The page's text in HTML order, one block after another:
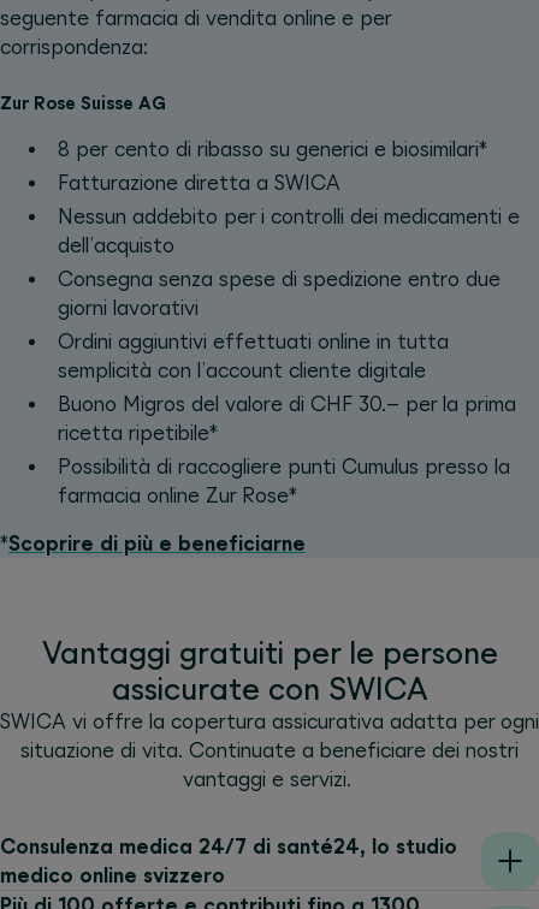
seguente farmacia di vendita online e per
corrispondenza:
Zur Rose Suisse AG
8 per cento di ribasso su generici e biosimilari*
Fatturazione diretta a SWICA
Nessun addebito per i controlli dei medicamenti e
dell’acquisto
Consegna senza spese di spedizione entro due
giorni lavorativi
Ordini aggiuntivi effettuati online in tutta
semplicità con l’account cliente digitale
Buono Migros del valore di CHF 30.– per la prima
ricetta ripetibile*
Possibilità di raccogliere punti Cumulus presso la
farmacia online Zur Rose*
*Scoprire di più e beneficiarne
Vantaggi gratuiti per le persone
assicurate con SWICA
SWICA vi offre la copertura assicurativa adatta per ogni
situazione di vita. Continuate a beneficiare dei nostri
vantaggi e servizi.
Consulenza medica 24/7 di santé24, lo studio
medico online svizzero